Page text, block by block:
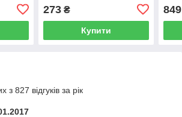
273₴
Купити
849
з 827 відгуків за рік